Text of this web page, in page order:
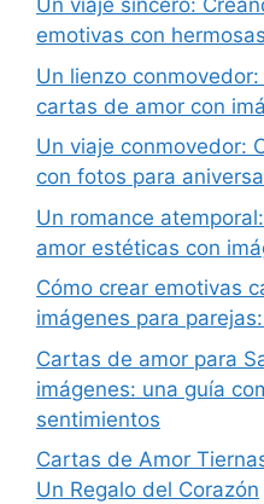
Un viaje sincero:
emotivas con
Un lienzo
cartas de amor con
Un viaje conmovedor:
con fotos para
Un romance
amor estéticas con
Cómo crear emotivas
imágenes para
Cartas de amor para
imágenes: una guía
sentimientos
Cartas de Amor
Un Regalo del Corazón